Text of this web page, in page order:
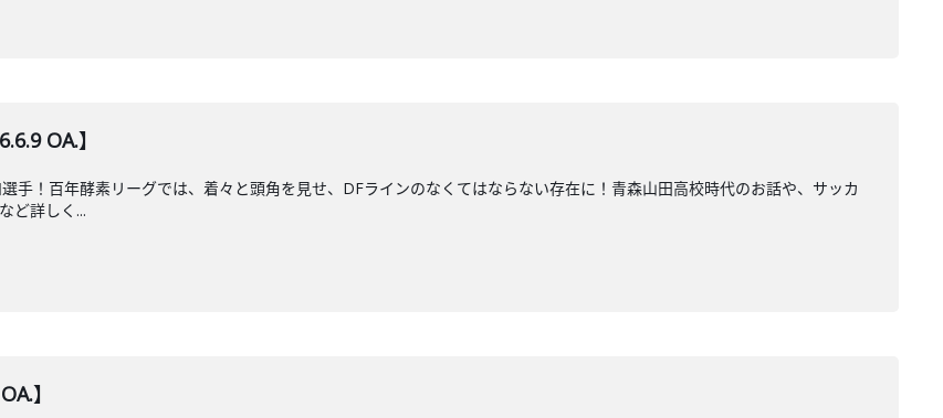
OA.】
手！百年酵素リーグでは、着々と頭角を見せ、DFラインのなくてはならない存在に！青森山田高校時代のお話や、サッカ
ど詳しく...
】